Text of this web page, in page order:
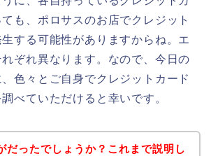
も、ポロサスのお店でクレジット
する可能性がありますからね。エ
ぞれ異なります。なので、今日の
色々とご自身でクレジットカード
べていただけると幸いです。
だったでしょうか？これまで説明し